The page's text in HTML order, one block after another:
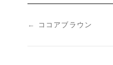
← ココアブラウン